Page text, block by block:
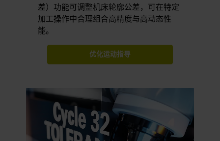
差）功能可调整机床轮廓公差，可在特定
加工操作中合理组合高精度与高动态性
能。
优化运动指导